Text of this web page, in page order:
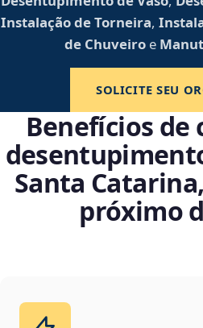
Instalação de Torneira,
de Chuveiro e
SOLICITE SEU
Benefícios de
Santa
próximo